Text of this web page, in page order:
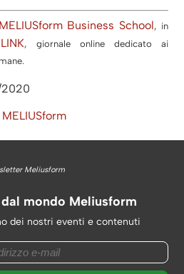
MELIUSform Business School, in
, giornale online dedicato ai
2020
Meliusform
mondo Meliusform
dei nostri eventi e contenuti